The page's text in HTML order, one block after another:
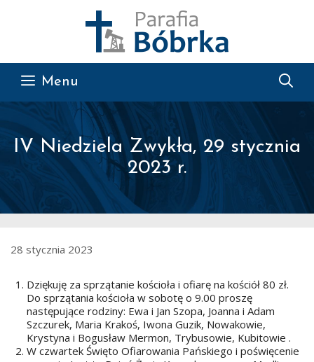
Menu
IV Niedziela Zwykła, 29 stycznia
2023 r.
28 stycznia 2023
Dziękuję za sprzątanie kościoła i ofiarę na kościół 80 zł.
Do sprzątania kościoła w sobotę o 9.00 proszę
następujące rodziny: Ewa i Jan Szopa, Joanna i Adam
Szczurek, Maria Krakoś, Iwona Guzik, Nowakowie,
Krystyna i Bogusław Mermon, Trybusowie, Kubitowie .
W czwartek Święto Ofiarowania Pańskiego i poświęcenie